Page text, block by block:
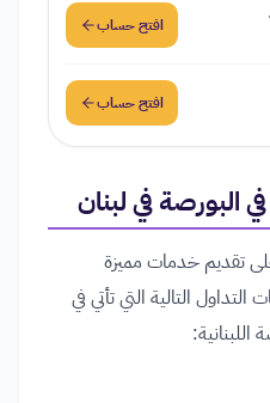
افتح حساب
افتح حساب
البورصة في لبنان
تقديم خدمات مميزة
التالية التي تأتي في